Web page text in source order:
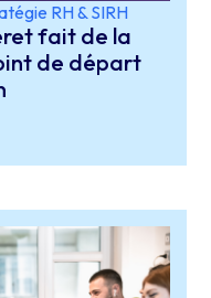
RH & SIRH
fait de la
de départ